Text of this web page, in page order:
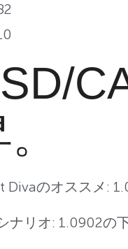
Divaのオススメ:
ナリオ: 1.0902の